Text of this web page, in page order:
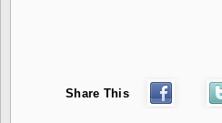
Share This